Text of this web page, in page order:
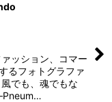
ッション、コマー
るフォトグラファ
でも、魂でもな